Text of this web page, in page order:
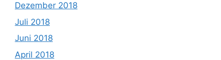
Dezember 2018
Juli 2018
Juni 2018
April 2018